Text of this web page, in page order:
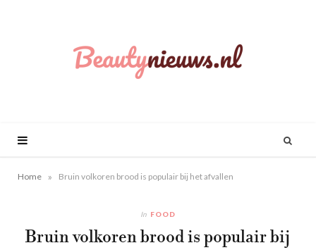
Home » Bruin volkoren brood is populair bij het afvallen
In FOOD
Bruin volkoren brood is populair bij